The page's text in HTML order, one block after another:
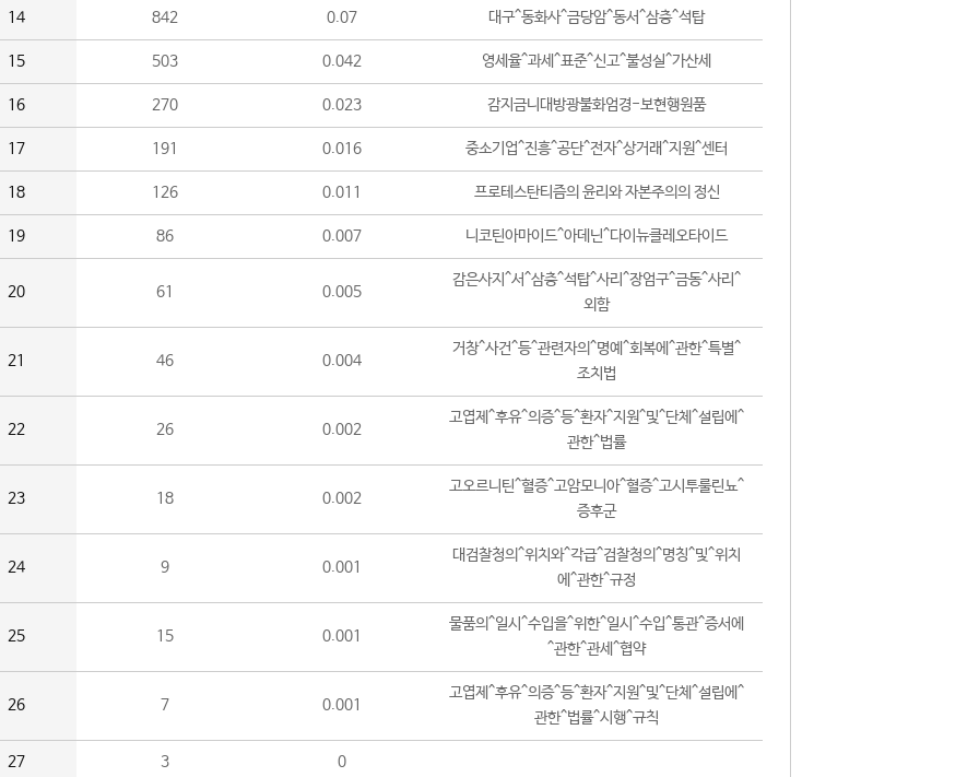
14 842 0.07 대구^동화사^금당암^동서^삼층^석탑
15 503 0.042 영세율^과세^표준^신고^불성실^가산세
16 270 0.023 감지금니대방광불화엄경-보현행원품
17 191 0.016 중소기업^진흥^공단^전자^상거래^지원^센터
18 126 0.011 프로테스탄티즘의 윤리와 자본주의의 정신
19 86 0.007 니코틴아마이드^아데닌^다이뉴클레오타이드
20 61 0.005
감은사지^서^삼층^석탑^사리^장엄구^금동^사리^
외함
21 46 0.004
거창^사건^등^관련자의^명예^회복에^관한^특별^
조치법
22 26 0.002
고엽제^후유^의증^등^환자^지원^및^단체^설립에^
관한^법률
23 18 0.002
고오르니틴^혈증^고암모니아^혈증^고시투룰린뇨^
증후군
24 9 0.001
대검찰청의^위치와^각급^검찰청의^명칭^및^위치
에^관한^규정
25 15 0.001
물품의^일시^수입을^위한^일시^수입^통관^증서에
^관한^관세^협약
26 7 0.001
고엽제^후유^의증^등^환자^지원^및^단체^설립에^
관한^법률^시행^규칙
27 3 0